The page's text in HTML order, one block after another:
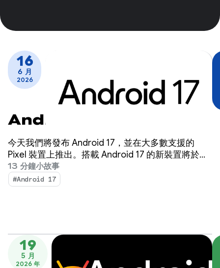
16
6 月
2026
Android 17 隆重登場
今天我們將發布 Android 17，並在大多數支援的
Pixel 裝置上推出。搭載 Android 17 的新裝置將於未
來幾個月內推出。
13 分鐘小故事
#Android 17
19
5 月
2026 年